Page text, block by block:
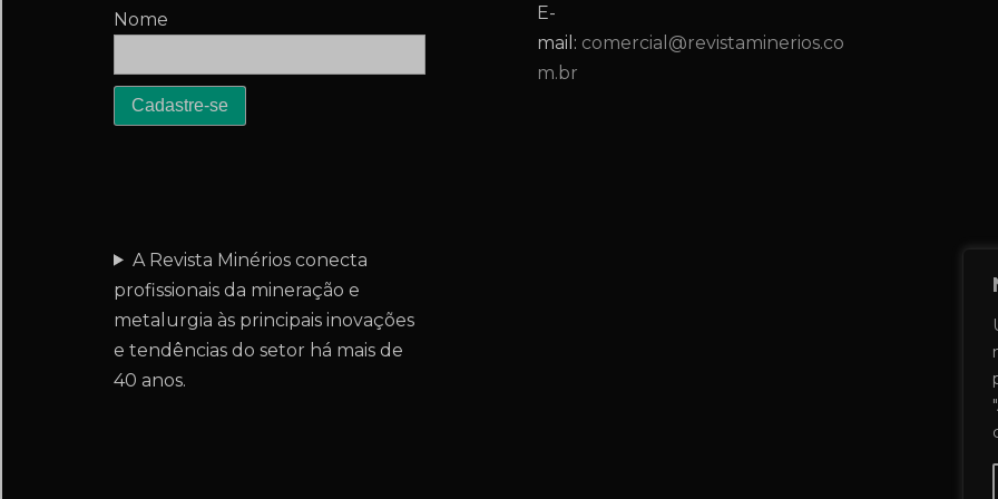
Nome
A Revista Minérios conecta
profissionais da mineração e
metalurgia às principais inovações
e tendências do setor há mais de
40 anos.
E-
mail: comercial@revistaminerios.co
m.br